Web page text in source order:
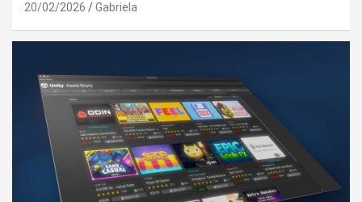
20/02/2026 Gabriela